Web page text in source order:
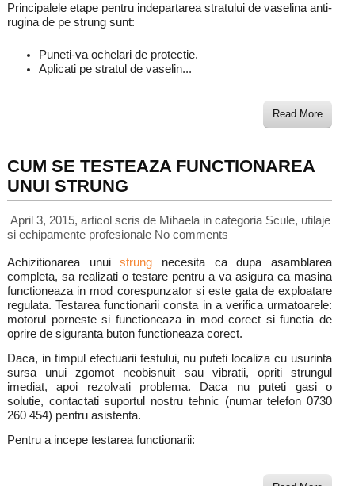
Principalele etape pentru indepartarea stratului de vaselina anti-
rugina de pe strung sunt:
Puneti-va ochelari de protectie.
Aplicati pe stratul de vaselin...
Read More
CUM SE TESTEAZA FUNCTIONAREA
UNUI STRUNG
April 3, 2015, articol scris de Mihaela in categoria Scule, utilaje
si echipamente profesionale No comments
Achizitionarea unuistrung necesita ca dupa asamblarea
completa, sa realizati o testare pentru a va asigura ca masina
functioneaza in mod corespunzator si este gata de exploatare
regulata. Testarea functionarii consta in a verifica urmatoarele:
motorul porneste si functioneaza in mod corect si functia de
oprire de siguranta buton functioneaza corect.
Daca, in timpul efectuarii testului, nu puteti localiza cu usurinta
sursa unui zgomot neobisnuit sau vibratii, opriti strungul
imediat, apoi rezolvati problema. Daca nu puteti gasi o
solutie, contactati suportul nostru tehnic (numar telefon 0730
260 454) pentru asistenta.
Pentru a incepe testarea functionarii: